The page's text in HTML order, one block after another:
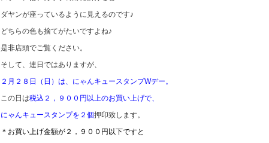
ダヤンが座っているように見えるのです♪
どちらの色も捨てがたいですよね♪
是非店頭でご覧ください。
そして、連日ではありますが、
２月２８日（日）は、にゃんキュースタンプWデー。
この日は税込２，９００円以上のお買い上げで、
にゃんキュースタンプを２個押印致します。
＊お買い上げ金額が２，９００円以下ですと